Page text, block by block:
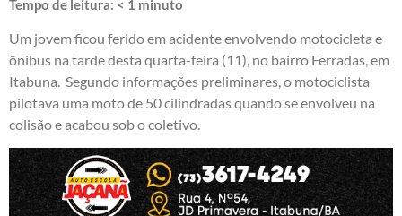
Tempo de leitura: < 1 minuto
Um jovem ficou ferido em acidente envolvendo motocicleta e
ônibus na tarde desta quarta-feira (11), no bairro Ferradas, em
Itabuna. Segundo informações preliminares, o motociclista
pilotava uma moto de 50 cilindradas quando se envolveu na
colisão e acabou sob o coletivo.